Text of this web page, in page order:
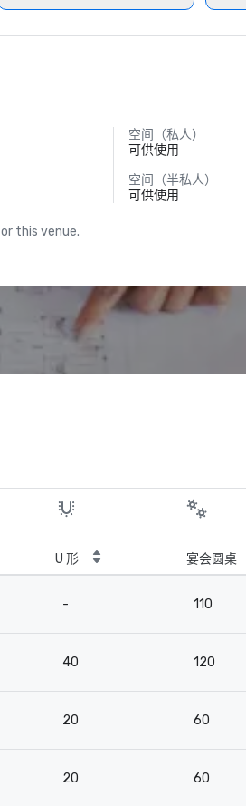
空间（私人）
可供使用
空间（半私人）
可供使用
this venue.
U 形 宴会圆桌
- 110
40 120
20 60
20 60